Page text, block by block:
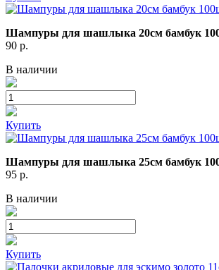
Шампуры для шашлыка 20см бамбук
90 р.
В наличии
Купить
Шампуры для шашлыка 25см бамбук
95 р.
В наличии
Купить